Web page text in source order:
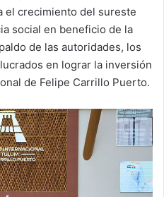
el crecimiento del sureste
social en beneficio de la
de las autoridades, los
en lograr la inversión
de Felipe Carrillo Puerto.